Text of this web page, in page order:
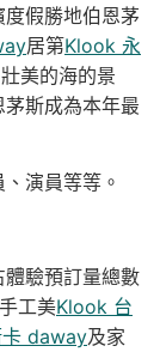
假勝地伯恩茅
居第Klook 永
美的海的景
斯成為本年最
演員等等。
驗預訂量總數
手工美Klook 台
daway及家